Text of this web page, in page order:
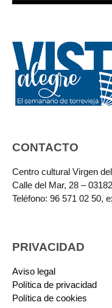
CONTACTO
Centro cultural Virgen
Calle del Mar, 28 –
Teléfono: 96 571 02 50,
PRIVACIDAD
Aviso legal
Política de privacidad
Política de cookies